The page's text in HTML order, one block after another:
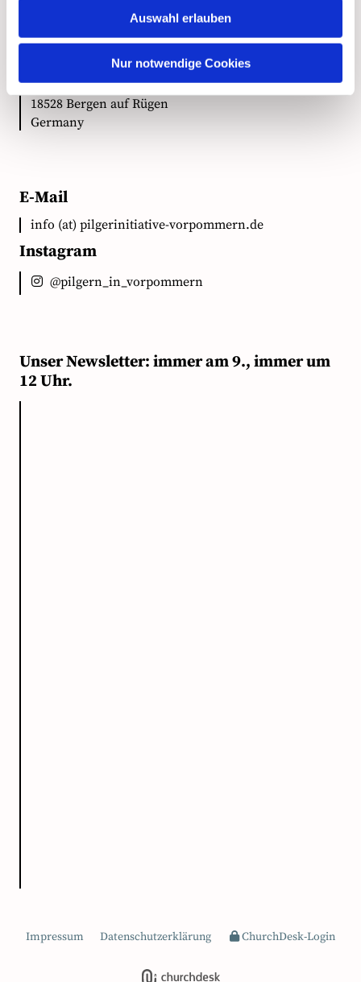
Auswahl erlauben
Nur notwendige Cookies
Ökumenische Pilgerinitiative Vorpommern e.V.
Clementstr. 1
18528 Bergen auf Rügen
Germany
E-Mail
info (at) pilgerinitiative-vorpommern.de
Instagram
@pilgern_in_vorpommern
Unser Newsletter: immer am 9., immer um
12 Uhr.
Impressum Datenschutzerklärung ChurchDesk-Login